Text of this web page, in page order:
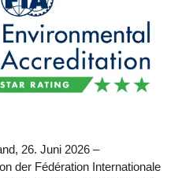
26. Juni 2026 –
der Fédération Internationale